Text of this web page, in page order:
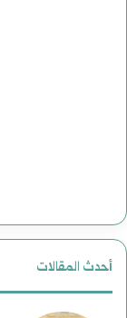
أحدث المقالات